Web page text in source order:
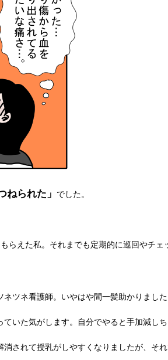
ねられた」 でした。
らえた私。それまでも定期的に巡回やチ
ネツネ看護師。いやはや間一髪助かりました
いた気がします。自分でやると手加減し
されて授乳がしやすくなりましたが、